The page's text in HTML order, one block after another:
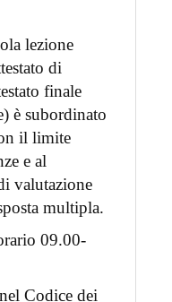
lezione
di
finale
è subordinato
il limite
e al
valutazione
multipla.
09.00-
Codice dei